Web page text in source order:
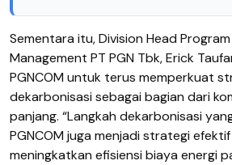
Sementara itu, Division Head
Management PT PGN Tbk, Erick
PGNCOM untuk terus memperkuat
dekarbonisasi sebagai bagian dari
panjang. “Langkah dekarbonisasi
PGNCOM juga menjadi strategi
meningkatkan efisiensi biaya energi